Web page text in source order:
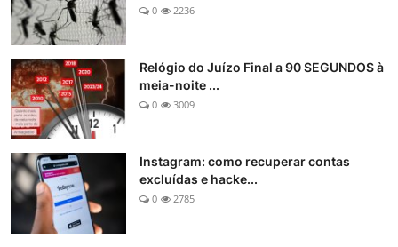
0 2236
Relógio do Juízo Final a 90 SEGUNDOS à
meia-noite ...
0 3009
Instagram: como recuperar contas
excluídas e hacke...
0 2785